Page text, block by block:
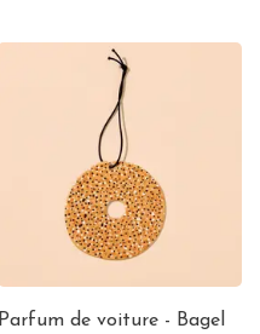
Parfum de voiture - Bagel